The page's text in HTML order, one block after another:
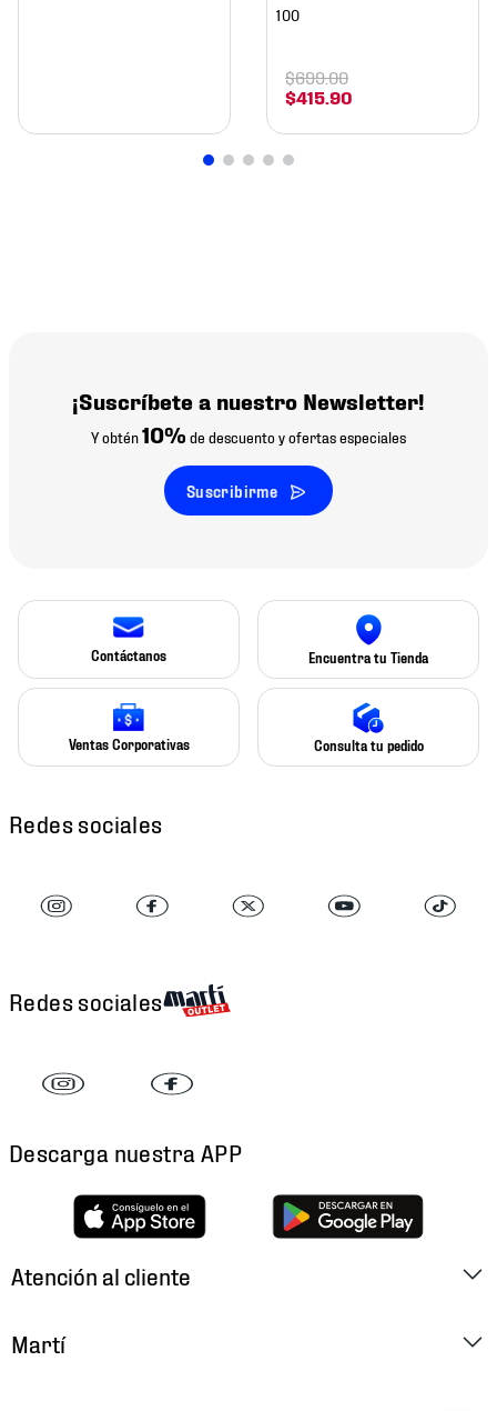
100
$415.90
$699.00
¡Suscríbete a nuestro Newsletter!
Y obtén10% de descuento y ofertas especiales
Suscribirme
Contáctanos Encuentra tu Tienda
Ventas Corporativas Consulta tu pedido
Redes sociales
Redes sociales
Descarga nuestra APP
Atención al cliente
Martí